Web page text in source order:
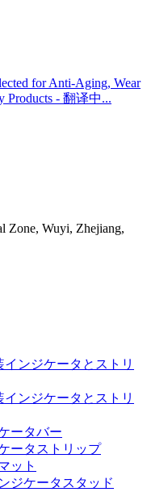
for Anti-Aging, Wear
Products - 翻译中...
Zone, Wuyi, Zhejiang,
ンジケータとストリ
ンジケータとストリ
ータバー
ータストリップ
ット
ジケータスタッド